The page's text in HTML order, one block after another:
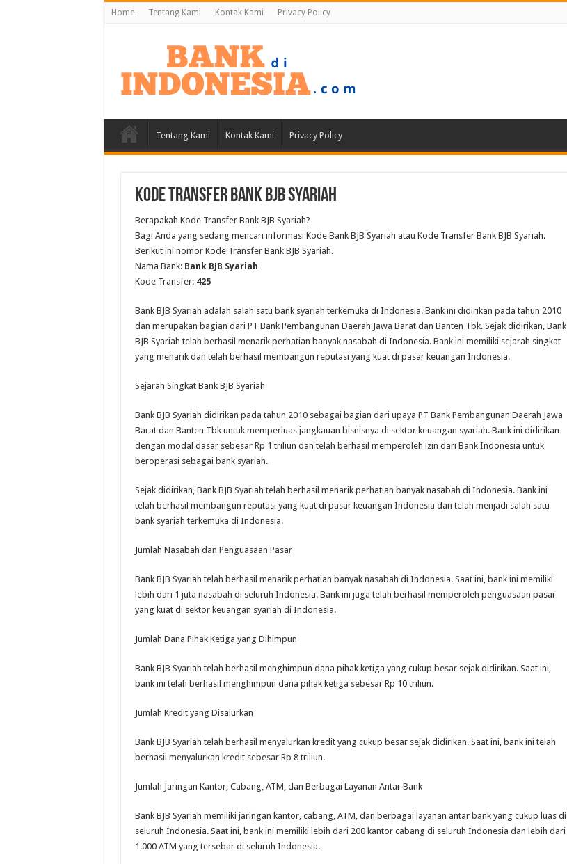
Home Tentang Kami Kontak Kami Privacy Policy
Tentang Kami Kontak Kami Privacy Policy
Kode Transfer Bank BJB Syariah
Berapakah Kode Transfer Bank BJB Syariah?
Bagi Anda yang sedang mencari informasi Kode Bank BJB Syariah atau Kode Transfer Bank BJB Syariah.
Berikut ini nomor Kode Transfer Bank BJB Syariah.
Nama Bank: Bank BJB Syariah
Kode Transfer: 425
Bank BJB Syariah adalah salah satu bank syariah terkemuka di Indonesia. Bank ini didirikan pada tahun 2010
dan merupakan bagian dari PT Bank Pembangunan Daerah Jawa Barat dan Banten Tbk. Sejak didirikan, Bank
BJB Syariah telah berhasil menarik perhatian banyak nasabah di Indonesia. Bank ini memiliki sejarah singkat
yang menarik dan telah berhasil membangun reputasi yang kuat di pasar keuangan Indonesia.
Sejarah Singkat Bank BJB Syariah
Bank BJB Syariah didirikan pada tahun 2010 sebagai bagian dari upaya PT Bank Pembangunan Daerah Jawa
Barat dan Banten Tbk untuk memperluas jangkauan bisnisnya di sektor keuangan syariah. Bank ini didirikan
dengan modal dasar sebesar Rp 1 triliun dan telah berhasil memperoleh izin dari Bank Indonesia untuk
beroperasi sebagai bank syariah.
Sejak didirikan, Bank BJB Syariah telah berhasil menarik perhatian banyak nasabah di Indonesia. Bank ini
telah berhasil membangun reputasi yang kuat di pasar keuangan Indonesia dan telah menjadi salah satu
bank syariah terkemuka di Indonesia.
Jumlah Nasabah dan Penguasaan Pasar
Bank BJB Syariah telah berhasil menarik perhatian banyak nasabah di Indonesia. Saat ini, bank ini memiliki
lebih dari 1 juta nasabah di seluruh Indonesia. Bank ini juga telah berhasil memperoleh penguasaan pasar
yang kuat di sektor keuangan syariah di Indonesia.
Jumlah Dana Pihak Ketiga yang Dihimpun
Bank BJB Syariah telah berhasil menghimpun dana pihak ketiga yang cukup besar sejak didirikan. Saat ini,
bank ini telah berhasil menghimpun dana pihak ketiga sebesar Rp 10 triliun.
Jumlah Kredit yang Disalurkan
Bank BJB Syariah telah berhasil menyalurkan kredit yang cukup besar sejak didirikan. Saat ini, bank ini telah
berhasil menyalurkan kredit sebesar Rp 8 triliun.
Jumlah Jaringan Kantor, Cabang, ATM, dan Berbagai Layanan Antar Bank
Bank BJB Syariah memiliki jaringan kantor, cabang, ATM, dan berbagai layanan antar bank yang cukup luas di
seluruh Indonesia. Saat ini, bank ini memiliki lebih dari 200 kantor cabang di seluruh Indonesia dan lebih dari
1.000 ATM yang tersebar di seluruh Indonesia.